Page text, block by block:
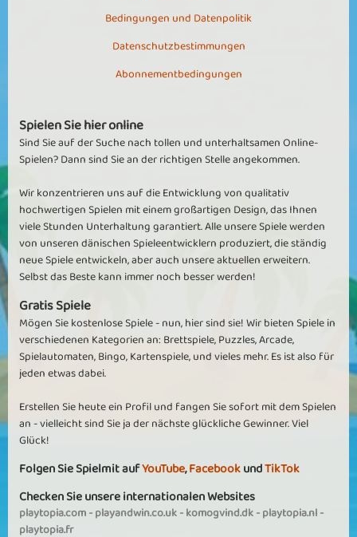
Bedingungen und Datenpolitik
Datenschutzbestimmungen
Abonnementbedingungen
Spielen Sie hier online
Sind Sie auf der Suche nach tollen und unterhaltsamen Online-
Spielen? Dann sind Sie an der richtigen Stelle angekommen.
Wir konzentrieren uns auf die Entwicklung von qualitativ
hochwertigen Spielen mit einem großartigen Design, das Ihnen
viele Stunden Unterhaltung garantiert. Alle unsere Spiele werden
von unseren dänischen Spieleentwicklern produziert, die ständig
neue Spiele entwickeln, aber auch unsere aktuellen erweitern.
Selbst das Beste kann immer noch besser werden!
Gratis Spiele
Mögen Sie kostenlose Spiele - nun, hier sind sie! Wir bieten Spiele in
verschiedenen Kategorien an: Brettspiele, Puzzles, Arcade,
Spielautomaten, Bingo, Kartenspiele, und vieles mehr. Es ist also für
jeden etwas dabei.
Erstellen Sie heute ein Profil und fangen Sie sofort mit dem Spielen
an - vielleicht sind Sie ja der nächste glückliche Gewinner. Viel
Glück!
Folgen Sie Spielmit aufYouTube,FacebookundTikTok
Checken Sie unsere internationalen Websites
playtopia.com-playandwin.co.uk-komogvind.dk-playtopia.nl-
playtopia.fr